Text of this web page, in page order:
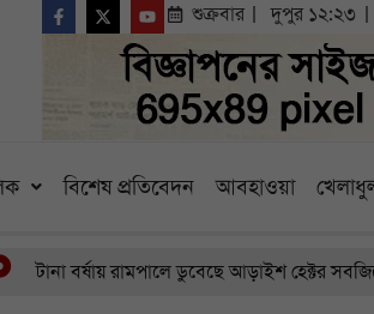
শুক্রবার দুপুর ১২:২৩
বিশেষ প্রতিবেদন আবহাওয়া
বর্ষায় রামপালে ডুবেছে আড়াইশ হেক্টর সবজিক্ষেত